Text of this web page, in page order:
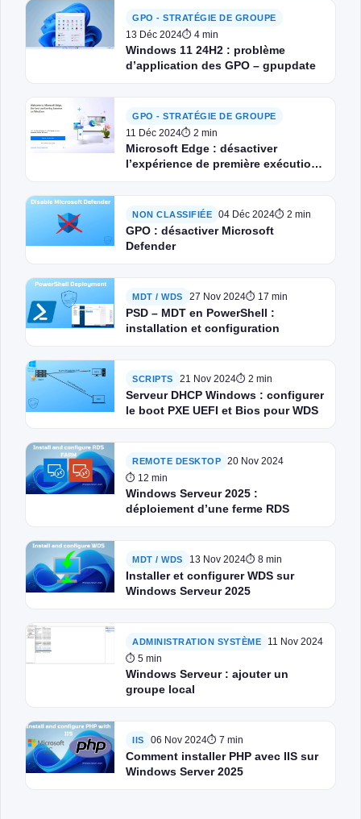
GPO - STRATÉGIE DE GROUPE
13 Déc 2024⏱ 4 min
Windows 11 24H2 : problème
d’application des GPO – gpupdate
GPO - STRATÉGIE DE GROUPE
11 Déc 2024⏱ 2 min
Microsoft Edge : désactiver
l’expérience de première exécution
NON CLASSIFIÉE 04 Déc 2024⏱ 2 min
GPO : désactiver Microsoft
Defender
MDT / WDS 27 Nov 2024⏱ 17 min
PSD – MDT en PowerShell :
installation et configuration
SCRIPTS 21 Nov 2024⏱ 2 min
Serveur DHCP Windows : configurer
le boot PXE UEFI et Bios pour WDS
REMOTE DESKTOP
20 Nov 2024
⏱ 12 min
Windows Serveur 2025 :
déploiement d’une ferme RDS
MDT / WDS 13 Nov 2024⏱ 8 min
Installer et configurer WDS sur
Windows Serveur 2025
ADMINISTRATION SYSTÈME
11 Nov 2024
⏱ 5 min
Windows Serveur : ajouter un
groupe local
IIS 06 Nov 2024⏱ 7 min
Comment installer PHP avec IIS sur
Windows Server 2025